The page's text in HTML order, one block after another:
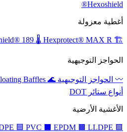
Hexoshield®
أغطية معزولة
🏗️
🌡️ Hexprotect® MAX R
الحواجز التوجيهية
〰️ الحواجز التوجيهية 🌊
أنواع ستائر DOT
الأغشية الأرضية
🟩
🟦 PVC EPDM 🟫 LLDPE